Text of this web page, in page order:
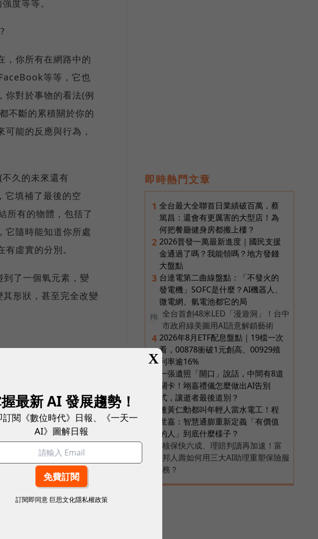
度等等。
，你所有在網路中的
等等，它也
你對於事物的看法(例
不斷的累積關於你的
能的反應與行為，
久的未來還有
填補了最後的空
所有的物體，包括了
它隨時能知道你所處
虛實的分別。
到了一個氧元素，變
形狀，甚至完全改變
即時熱門文章
1 全台最大全聯首日業績破百萬，蔡
篤昌：還會有更厲害的大型店！為
何把餐廳健身房都搬上樓？
2 2026普發一萬最新進度｜國民支援
金通過了嗎？我能領嗎？地方發錢
大盤點
3 台達電第二曲線盤點：「不發火的
發電機」SOFC是什麼？AI機器人、
微電網、氫電池都它的局
PR
全台首創48米LED「漫遊洞」！台中
市政府綠美圖用AI語意解鎖藝術
4 2026年8月ETF配息盤點｜19檔一次
看，00878衝破1元創高、00929殖
利率逾16%
一張遺照「開口」說話，中間有8道
關卡！翊嘉禮儀怎麼做出AI告別
式，讓逝者最後道別？
連黃仁勳都叫年輕人當水電工！程
世嘉：智慧通膨重新定義「有價值
的人」到底什麼樣子？
核保快六成、理賠判讀再加速！富
邦人壽如何用三大AI助理重塑保險服
務？
X
最新 AI 發展趨勢！
訂閱《數位時代》日報、《一天一
AI》圖解日報
訂閱即同意 巨思文化隱私權政策